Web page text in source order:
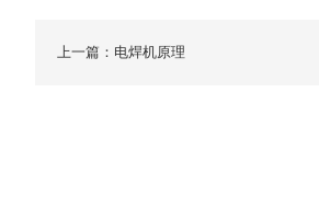
上一篇：电焊机原理